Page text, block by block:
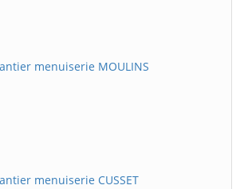
menuiserie MOULINS
menuiserie CUSSET